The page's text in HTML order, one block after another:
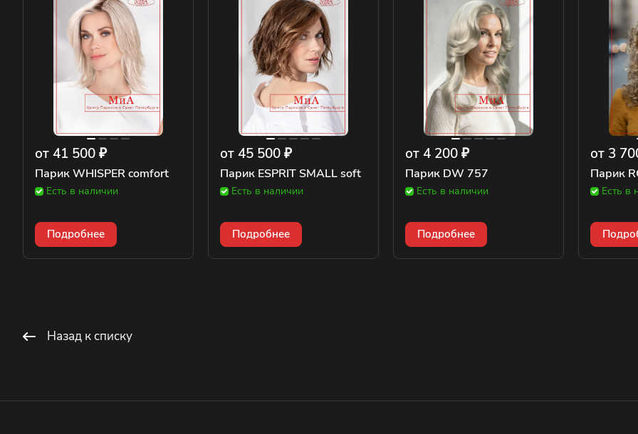
от 41 500 ₽
Парик WHISPER comfort
Есть в наличии
Подробнее
от 45 500 ₽
Парик ESPRIT SMALL soft
Есть в наличии
Подробнее
от 4 200 ₽
Парик DW 757
Есть в наличии
Подробнее
от 3
Парик
Есть в
Назад к списку